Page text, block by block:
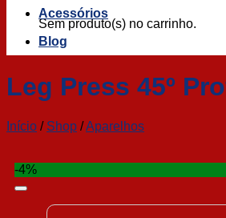
Sem produto(s) no carrinho.
Acessórios
Blog
Leg Press 45º
Início / Shop /Aparelhos
-4%